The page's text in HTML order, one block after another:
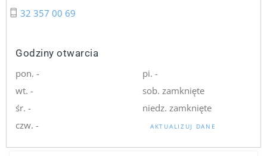
32 357 00 69
Godziny otwarcia
pon. -
wt. -
śr. -
czw. -
pi. -
sob. zamknięte
niedz. zamknięte
AKTUALIZUJ DANE